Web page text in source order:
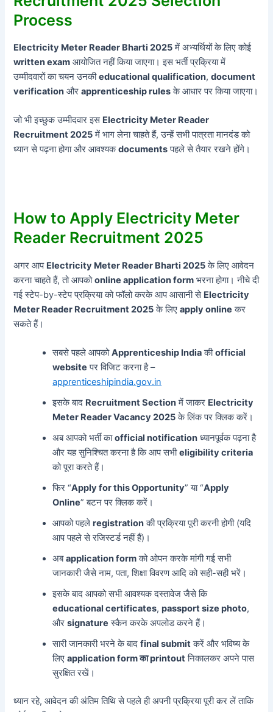
Process
Electricity Meter Reader Bharti 2025में अभ्यर्थियों के लिए कोई
written exam आयोजित नहीं किया जाएगा। इस भर्ती प्रक्रिया में
उम्मीदवारों का चयन उनकीeducational qualification,document
verification औरapprenticeship rulesके आधार पर किया जाएगा।
जो भी इच्छुक उम्मीदवार इस Electricity Meter Reader
Recruitment 2025में भाग लेना चाहते हैं, उन्हें सभी पात्रता मानदंड को
ध्यान से पढ़ना होगा और आवश्यकdocumentsपहले से तैयार रखने होंगे।
How to Apply Electricity Meter
Reader Recruitment 2025
अगर आप Electricity Meter Reader Bharti 2025के लिए आवेदन
करना चाहते हैं, तो आपकोonline application form भरना होगा। नीचे दी
गई स्टेप-by-स्टेप प्रक्रिया को फॉलो करके आप आसानी से Electricity
Meter Reader Recruitment 2025के लिएapply online कर
सकते हैं।
सबसे पहले आपकोApprenticeship Indiaकीofficial
website पर विजिट करना है –
apprenticeshipindia.gov.in
इसके बाद Recruitment Sectionमें जाकर Electricity
Meter Reader Vacancy 2025के लिंक पर क्लिक करें।
अब आपको भर्ती काofficial notification ध्यानपूर्वक पढ़ना है
और यह सुनिश्चित करना है कि आप सभीeligibility criteria
को पूरा करते हैं।
फिर “Apply for this Opportunity” या “Apply
Online” बटन पर क्लिक करें।
आपको पहलेregistrationकी प्रक्रिया पूरी करनी होगी (यदि
आप पहले से रजिस्टर्ड नहीं हैं)।
अबapplication formको ओपन करके मांगी गई सभी
जानकारी जैसे नाम, पता, शिक्षा विवरण आदि को सही-सही भरें।
इसके बाद आपको सभी आवश्यक दस्तावेज जैसे कि
educational certificates,passport size photo,
औरsignature स्कैन करके अपलोड करने हैं।
सारी जानकारी भरने के बादfinal submitकरें और भविष्य के
लिएapplication form का printoutनिकालकर अपने पास
सुरक्षित रखें।
ध्यान रहे, आवेदन की अंतिम तिथि से पहले ही अपनी प्रक्रिया पूरी कर लें ताकि